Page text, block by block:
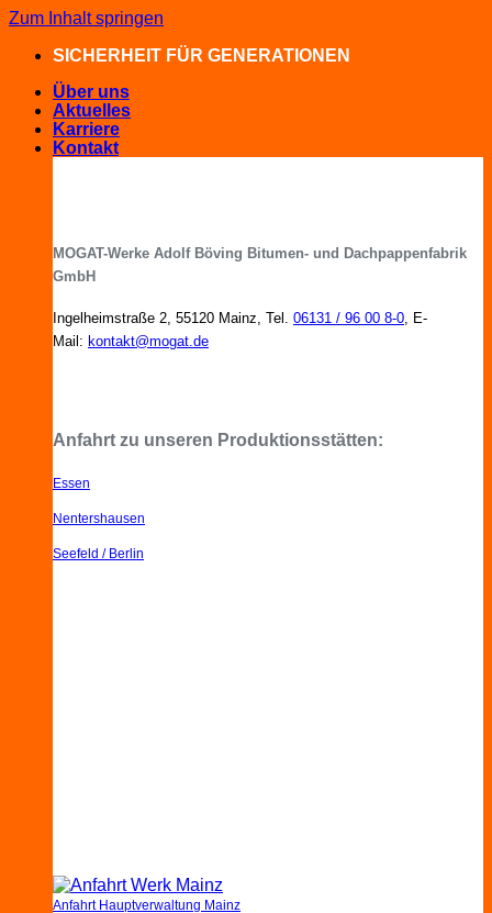
Zum Inhalt springen
SICHERHEIT FÜR GENERATIONEN
Über uns
Aktuelles
Karriere
Kontakt
MOGAT-Werke Adolf Böving Bitumen- und Dachpappenfabrik
GmbH
Ingelheimstraße 2, 55120 Mainz, Tel. 06131 / 96 00 8-0, E-
Mail: kontakt@mogat.de
Anfahrt zu unseren Produktionsstätten:
Essen
Nentershausen
Seefeld / Berlin
Anfahrt Hauptverwaltung Mainz